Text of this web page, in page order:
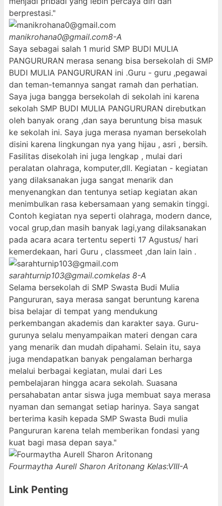
berprestasi."
manikrohana0@gmail.com8-A
Saya sebagai salah 1 murid SMP BUDI MULIA
PANGURURAN merasa senang bisa bersekolah di SMP
BUDI MULIA PANGURURAN ini .Guru - guru ,pegawai
dan teman-temannya sangat ramah dan perhatian.
Saya juga bangga bersekolah di sekolah ini karena
sekolah SMP BUDI MULIA PANGURURAN direbutkan
oleh banyak orang ,dan saya beruntung bisa masuk
ke sekolah ini. Saya juga merasa nyaman bersekolah
disini karena lingkungan nya yang hijau , asri , bersih.
Fasilitas disekolah ini juga lengkap , mulai dari
peralatan olahraga, komputer,dll. Kegiatan - kegiatan
yang dilaksanakan juga sangat menarik dan
menyenangkan dan tentunya setiap kegiatan akan
menimbulkan rasa kebersamaan yang semakin tinggi.
Contoh kegiatan nya seperti olahraga, modern dance,
vocal grup,dan masih banyak lagi,yang dilaksanakan
pada acara acara tertentu seperti 17 Agustus/ hari
kemerdekaan, hari Guru , classmeet ,dan lain lain .
sarahturnip103@gmail.comkelas 8-A
Selama bersekolah di SMP Swasta Budi Mulia
Pangururan, saya merasa sangat beruntung karena
bisa belajar di tempat yang mendukung
perkembangan akademis dan karakter saya. Guru-
gurunya selalu menyampaikan materi dengan cara
yang menarik dan mudah dipahami. Selain itu, saya
juga mendapatkan banyak pengalaman berharga
melalui berbagai kegiatan, mulai dari Les
pembelajaran hingga acara sekolah. Suasana
persahabatan antar siswa juga membuat saya merasa
nyaman dan semangat setiap harinya. Saya sangat
berterima kasih kepada SMP Swasta Budi mulia
Pangururan karena telah memberikan fondasi yang
kuat bagi masa depan saya."
Fourmaytha Aurell Sharon Aritonang Kelas:VIII-A
Link Penting